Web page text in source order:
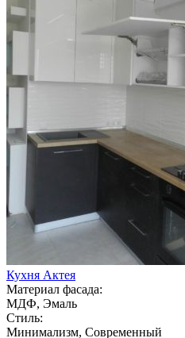
Кухня Актея
Материал фасада:
МДФ, Эмаль
Стиль:
Минимализм, Современный